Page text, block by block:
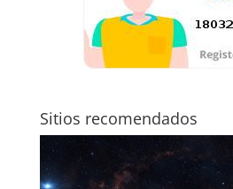
Sitios recomendados